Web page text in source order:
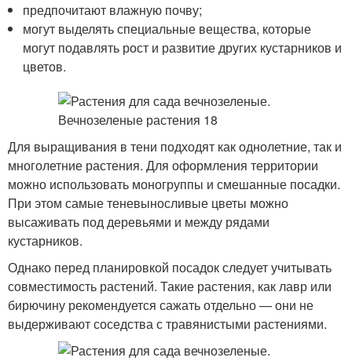
предпочитают влажную почву;
могут выделять специальные вещества, которые
могут подавлять рост и развитие других кустарников и
цветов.
Для выращивания в тени подходят как однолетние, так и
многолетние растения. Для оформления территории
можно использовать моногруппы и смешанные посадки.
При этом самые теневыносливые цветы можно
высаживать под деревьями и между рядами
кустарников.
Однако перед планировкой посадок следует учитывать
совместимость растений. Такие растения, как лавр или
бирючину рекомендуется сажать отдельно — они не
выдерживают соседства с травянистыми растениями.